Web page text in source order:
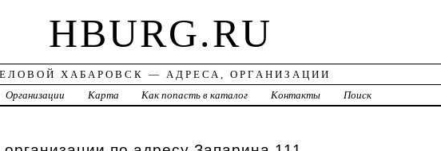
HBURG.RU
ХАБАРОВСК — АДРЕСА, ОРГАНИЗАЦИИ
Организации Карта Как попасть в каталог Контакты Поиск